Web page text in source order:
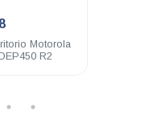
Motorola
R2